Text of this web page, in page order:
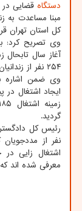
دستگاه قضایی
مبنا مساعدت به
کل استان تهران
وی تصریح کرد:
آغاز سال تابحال
۲۵۴ نفر از زندانیان جرایم مالی غیرعمد فراهم گردید.
وی ضمن اشاره
ایجاد اشتغال در
زمینه اشتغال ۱۸۵ نفر از مددجویان بعد از آزادی از
گردید.
نفر از
اشتغال زایی در
معرفی شده اند